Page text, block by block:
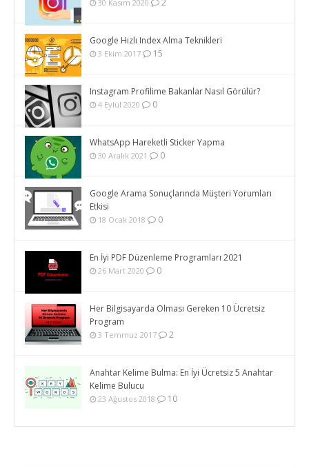
30 Kasım 2020
Google Hızlı Index Alma Teknikleri
3 Ekim 2017 15
Instagram Profilime Bakanlar Nasıl Görülür?
4 Eylül 2020 0
WhatsApp Hareketli Sticker Yapma
30 Aralık 2021 0
Google Arama Sonuçlarında Müşteri Yorumları
Etkisi
18 Ocak 2018 0
En İyi PDF Düzenleme Programları 2021
26 Mart 2020 0
Her Bilgisayarda Olması Gereken 10 Ücretsiz
Program
3 Temmuz 2017 2
Anahtar Kelime Bulma: En İyi Ücretsiz 5 Anahtar
Kelime Bulucu
23 Ağustos 2018 10